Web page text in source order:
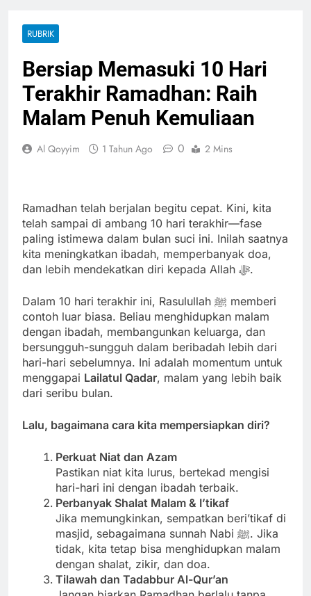
RUBRIK
Bersiap Memasuki 10 Hari
Terakhir Ramadhan: Raih
Malam Penuh Kemuliaan
Al Qoyyim 1 Tahun Ago 0 2 Mins
Ramadhan telah berjalan begitu cepat. Kini, kita
telah sampai di ambang 10 hari terakhir—fase
paling istimewa dalam bulan suci ini. Inilah saatnya
kita meningkatkan ibadah, memperbanyak doa,
dan lebih mendekatkan diri kepada Allah ﷻ.
Dalam 10 hari terakhir ini, Rasulullah ﷺ memberi
contoh luar biasa. Beliau menghidupkan malam
dengan ibadah, membangunkan keluarga, dan
bersungguh-sungguh dalam beribadah lebih dari
hari-hari sebelumnya. Ini adalah momentum untuk
menggapai Lailatul Qadar, malam yang lebih baik
dari seribu bulan.
Lalu, bagaimana cara kita mempersiapkan diri?
Perkuat Niat dan Azam
Pastikan niat kita lurus, bertekad mengisi
hari-hari ini dengan ibadah terbaik.
Perbanyak Shalat Malam & I’tikaf
Jika memungkinkan, sempatkan beri’tikaf di
masjid, sebagaimana sunnah Nabi ﷺ. Jika
tidak, kita tetap bisa menghidupkan malam
dengan shalat, zikir, dan doa.
Tilawah dan Tadabbur Al-Qur’an